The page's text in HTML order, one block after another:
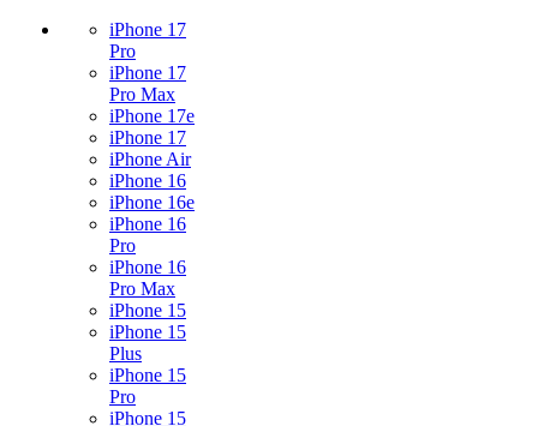
iPhone 17
Pro
iPhone 17
Pro Max
iPhone 17e
iPhone 17
iPhone Air
iPhone 16
iPhone 16e
iPhone 16
Pro
iPhone 16
Pro Max
iPhone 15
iPhone 15
Plus
iPhone 15
Pro
iPhone 15